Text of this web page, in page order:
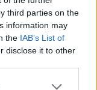
third parties on the
information may
the IAB’s List of
disclose it to other
or more Google